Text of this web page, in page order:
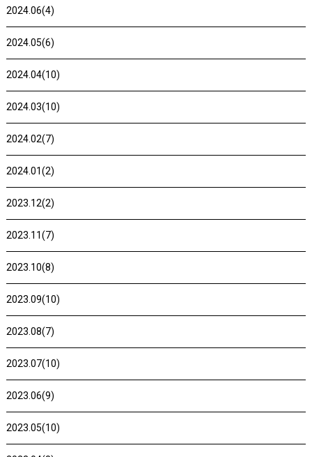
2024.06(4)
2024.05(6)
2024.04(10)
2024.03(10)
2024.02(7)
2024.01(2)
2023.12(2)
2023.11(7)
2023.10(8)
2023.09(10)
2023.08(7)
2023.07(10)
2023.06(9)
2023.05(10)